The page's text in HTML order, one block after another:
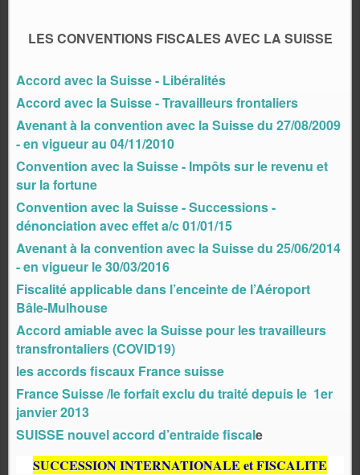
LES CONVENTIONS FISCALES AVEC LA SUISSE
Accord avec la Suisse - Libéralités
Accord avec la Suisse - Travailleurs frontaliers
Avenant à la convention avec la Suisse du 27/08/2009
- en vigueur au 04/11/2010
Convention avec la Suisse - Impôts sur le revenu et
sur la fortune
Convention avec la Suisse - Successions -
dénonciation avec effet a/c 01/01/15
Avenant à la convention avec la Suisse du 25/06/2014
- en vigueur le 30/03/2016
Fiscalité applicable dans l’enceinte de l’Aéroport
Bâle-Mulhouse
Accord amiable avec la Suisse pour les travailleurs
transfrontaliers (COVID19)
les accords fiscaux France suisse
France Suisse /le forfait exclu du traité depuis le 1er
janvier 2013
SUISSE nouvel accord d’entraide fiscale
SUCCESSION INTERNATIONALE et FISCALITE